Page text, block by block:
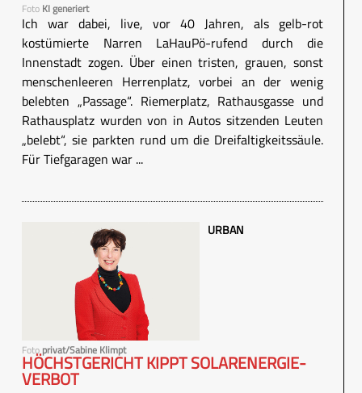
Foto KI generiert
Ich war dabei, live, vor 40 Jahren, als gelb-rot
kostümierte Narren LaHauPö-rufend durch die
Innenstadt zogen. Über einen tristen, grauen, sonst
menschenleeren Herrenplatz, vorbei an der wenig
belebten „Passage“. Riemerplatz, Rathausgasse und
Rathausplatz wurden von in Autos sitzenden Leuten
„belebt“, sie parkten rund um die Dreifaltigkeitssäule.
Für Tiefgaragen war ...
Foto privat/Sabine Klimpt
URBAN
HÖCHSTGERICHT KIPPT SOLARENERGIE-
VERBOT